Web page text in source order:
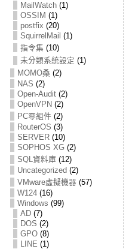
MailWatch(1)
OSSIM (1)
postfix (20)
SquirrelMail (1)
指令集 (10)
未分類系統設定 (1)
MOMO桑 (2)
NAS (2)
Open-Audit(2)
OpenVPN (2)
PC零組件(2)
RouterOS (3)
SERVER(10)
SOPHOS XG (2)
SQL資料庫(12)
Uncategorized (2)
VMware虛擬機器 (57)
W124(16)
Windows (99)
AD(7)
DOS (2)
GPO(8)
LINE (1)